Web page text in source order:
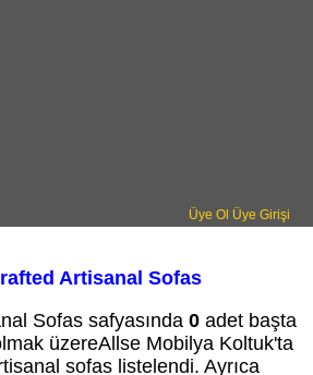
Üye Ol Üye Girişi
Artisanal Sofas
Sofas safyasında0 adet başta
üzereAllse Mobilya Koltuk'ta
sofas listelendi. Ayrıca